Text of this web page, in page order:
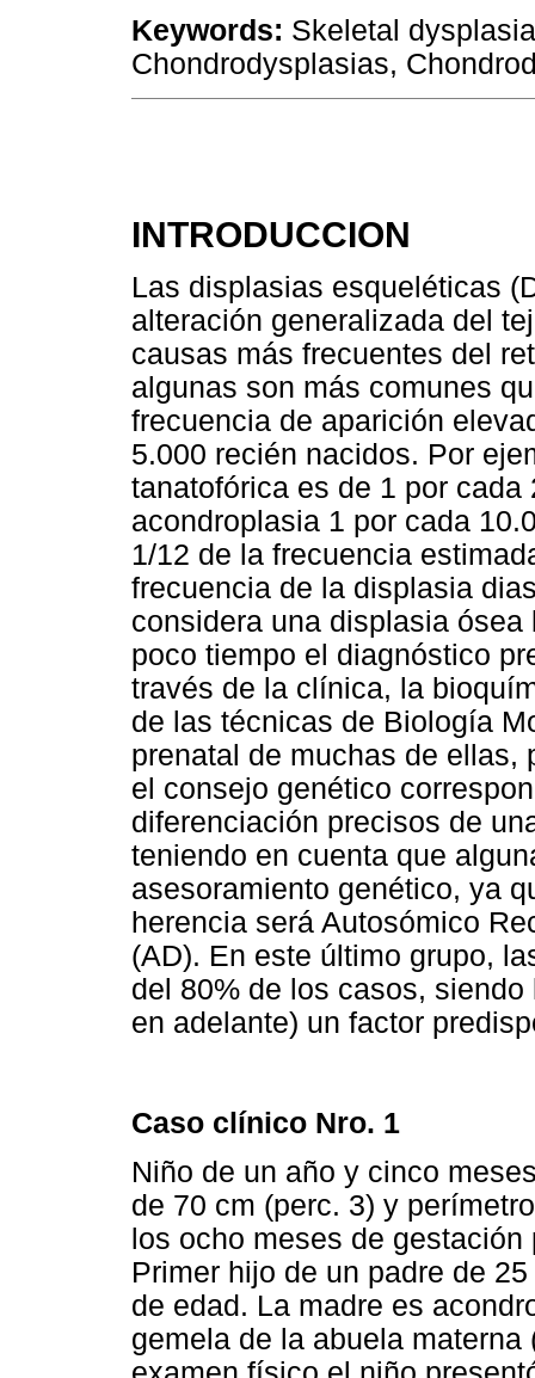
Keywords: Skeletal
Chondrodysplasias,
INTRODUCCION
Las displasias esqueléticas
alteración generalizada del
causas más frecuentes del
algunas son más comunes
frecuencia de aparición
5.000 recién nacidos. Por
tanatofórica es de 1 por
acondroplasia 1 por cada
1/12 de la frecuencia
frecuencia de la displasia
considera una displasia
poco tiempo el diagnóstico
través de la clínica, la
de las técnicas de Biología
prenatal de muchas de ellas,
el consejo genético
diferenciación precisos de
teniendo en cuenta que
asesoramiento genético, ya
herencia será Autosómico
(AD). En este último grupo,
del 80% de los casos,
en adelante) un factor
Caso clínico Nro. 1
Niño de un año y cinco
de 70 cm (perc. 3) y
los ocho meses de
Primer hijo de un padre de
de edad. La madre es
gemela de la abuela